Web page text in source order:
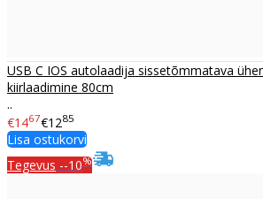
USB C IOS autolaadija sissetõmmatava
kiirlaadimine 80cm
..
€1467€1285
Lisa ostukorvi
Tegevus --10%